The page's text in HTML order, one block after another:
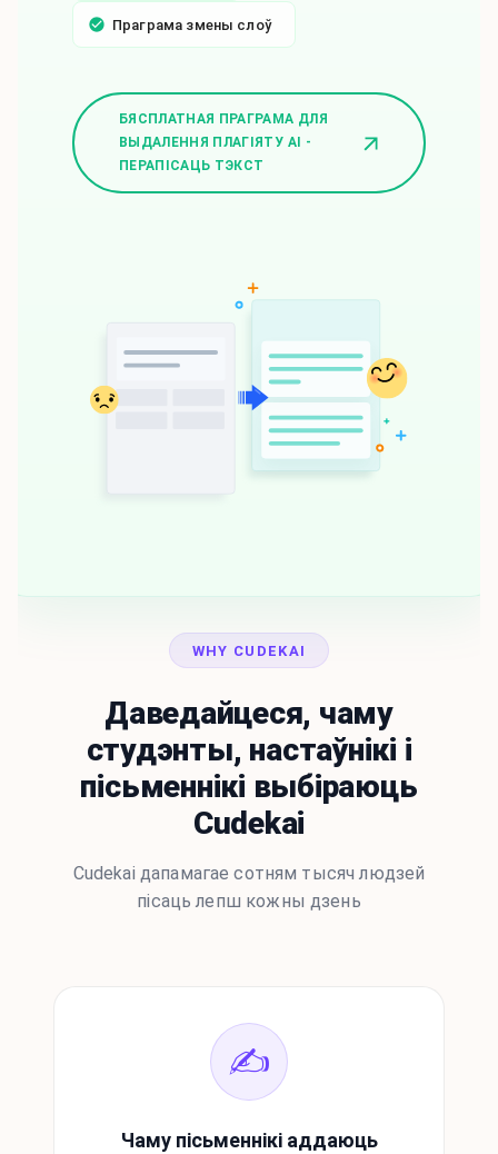
Праграма змены слоў
БЯСПЛАТНАЯ ПРАГРАМА ДЛЯ
ВЫДАЛЕННЯ ПЛАГІЯТУ AI -
ПЕРАПІСАЦЬ ТЭКСТ
WHY CUDEKAI
Даведайцеся, чаму
студэнты, настаўнікі і
пісьменнікі выбіраюць
Cudekai
Cudekai дапамагае сотням тысяч людзей
пісаць лепш кожны дзень
✍️
Чаму пісьменнікі аддаюць